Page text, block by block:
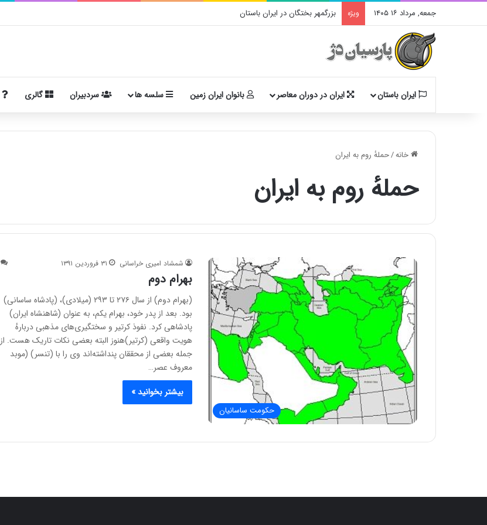
جمعه, مرداد ۱۶ ۱۴۰۵ ویژه بزرگمهر بختگان در ایران باستان
ایران باستان ایران در دوران معاصر بانوان ایران زمین سلسه ها سردبیران گالری
خانه/حملهٔ روم به ایران
حملهٔ روم به ایران
حکومت ساسانیان
شمشاد امیری خراسانی ۳۱ فروردین ۱۳۹۱
بهرام دوم
(بهرام دوم) از سال ۲۷۶ تا ۲۹۳ (میلادی)، (پادشاه ساسانی)
بود. بعد از پدر خود، بهرام یکم، به عنوان (شاهنشاه ایران)
پادشاهی کرد. نفوذ کرتیر و سختگیری‌های مذهبی دربارهٔ
هویت واقعی (کرتیر)هنوز البته بعضی نکات تاریک هست. از
جمله بعضی از محققان پنداشته‌اند وی را با (تنسر) (موبد
معروف عصر…
بیشتر بخوانید »